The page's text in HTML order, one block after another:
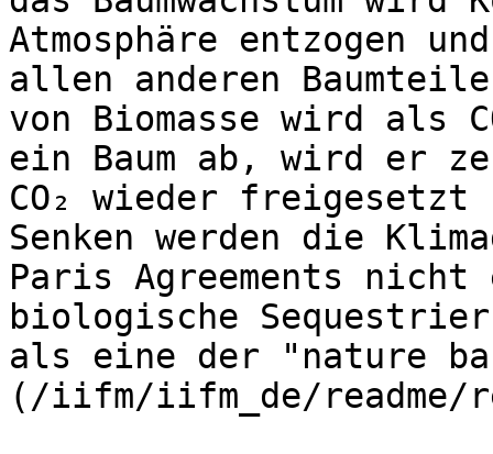
Atmosphäre entzogen
allen anderen
von Biomasse wird als
ein Baum ab, wird er
CO₂ wieder freigesetzt
Senken werden die
Paris Agreements
biologische
als eine der "nature
(/iifm/iifm_de/readme/